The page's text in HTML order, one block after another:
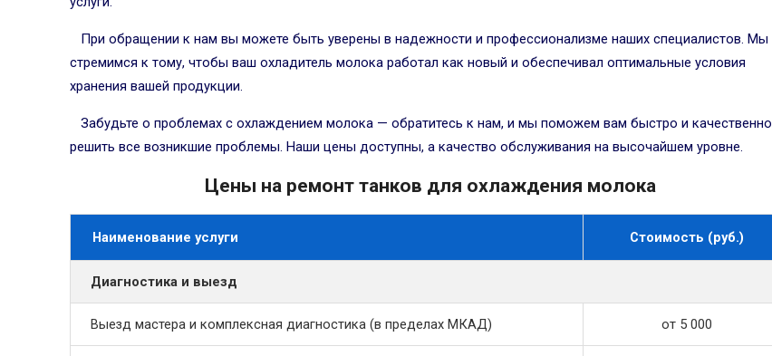
При обращении к нам вы можете быть уверены в надежности и профессионализме наших специалистов. Мы
стремимся к тому, чтобы ваш охладитель молока работал как новый и обеспечивал оптимальные условия
хранения вашей продукции.
Забудьте о проблемах с охлаждением молока — обратитесь к нам, и мы поможем вам быстро и качественно
решить все возникшие проблемы. Наши цены доступны, а качество обслуживания на высочайшем уровне.
Цены на ремонт танков для охлаждения молока
Наименование услуги Стоимость (руб.)
Диагностика и выезд
Выезд мастера и комплексная диагностика (в пределах МКАД) от 5 000